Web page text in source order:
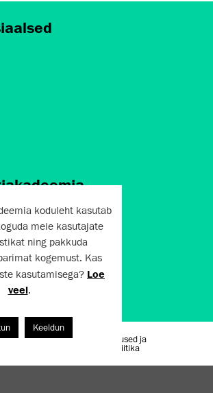
7
Kasutustingimused ja
privaatsuspoliitika
koduleht kasutab
meie kasutajate
ning pakkuda
kogemust. Kas
kasutamisega? Loe
veel.
Keeldun